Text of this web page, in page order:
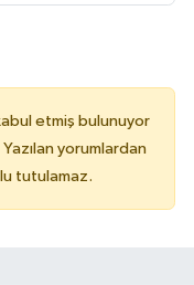
etmiş bulunuyor
yorumlardan
tutulamaz.